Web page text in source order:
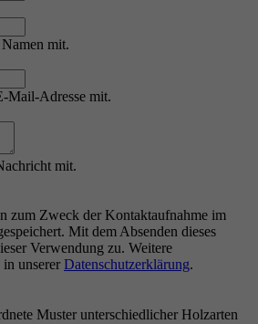
mit.
Mail-Adresse mit.
mit.
zum Zweck der Kontaktaufnahme im
Mit dem Absenden dieses
Verwendung zu. Weitere
unserer Datenschutzerklärung.